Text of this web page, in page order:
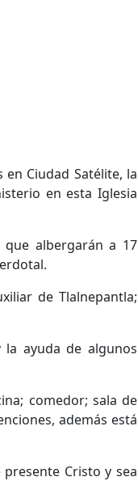
Ciudad Satélite, la
en esta Iglesia
que albergarán a 17
de Tlalnepantla;
ayuda de algunos
comedor; sala de
además está
Cristo y sea